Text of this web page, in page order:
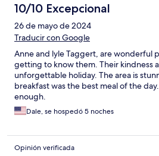
10/10 Excepcional
26 de mayo de 2024
Traducir con Google
Anne and lyle Taggert, are wonderful
getting to know them. Their kindness
unforgettable holiday. The area is
breakfast was the best meal of the
enough.
Dale, se hospedó 5 noches
Opinión verificada